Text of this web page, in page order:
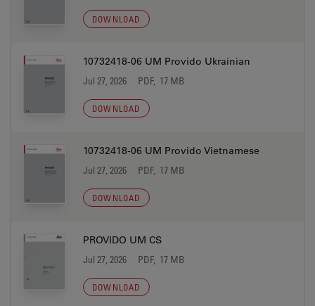
DOWNLOAD
10732418-06 UM Provido Ukrainian
Jul 27, 2026 PDF, 17 MB
DOWNLOAD
10732418-06 UM Provido Vietnamese
Jul 27, 2026 PDF, 17 MB
DOWNLOAD
PROVIDO UM CS
Jul 27, 2026 PDF, 17 MB
DOWNLOAD